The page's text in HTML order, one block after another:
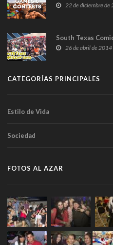
22 de diciembre de
South Texas
26 de abril de 2014
CATEGORÍAS PRINCIPALES
Estilo de Vida
Sociedad
FOTOS AL AZAR